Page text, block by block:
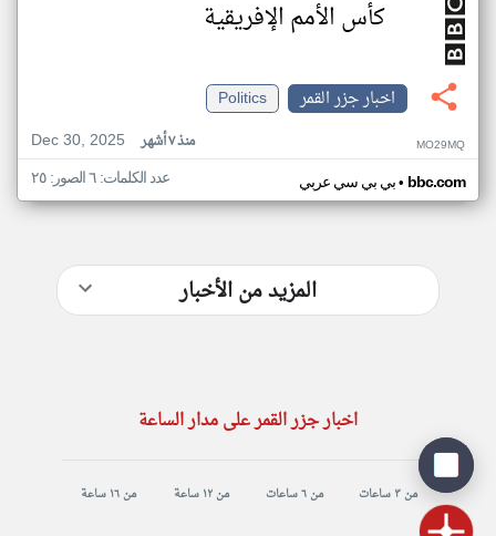
كأس الأمم الإفريقية
اخبار جزر القمر
Politics
Dec 30, 2025
منذ ٧ أشهر MO29MQ
بي بي سي عربي• bbc.com عدد الكلمات: ٦ الصور: ٢٥
المزيد من الأخبار
اخبار جزر القمر على مدار الساعة
من ٣ ساعات من ٦ ساعات من ١٢ ساعة من ١٦ ساعة